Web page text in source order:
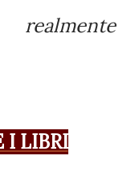
I LIBRI